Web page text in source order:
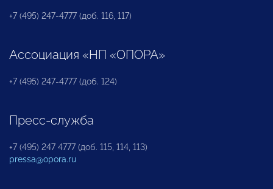
+7 (495) 247-4777 (доб. 116, 117)
Ассоциация «НП «ОПОРА»
+7 (495) 247-4777 (доб. 124)
Пресс-служба
+7 (495) 247 4777 (доб. 115, 114, 113)
pressa@opora.ru